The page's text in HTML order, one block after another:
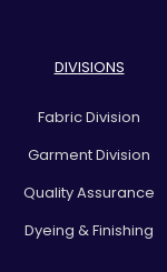
DIVISIONS
Fabric Division
Garment Division
Quality Assurance
Dyeing & Finishing